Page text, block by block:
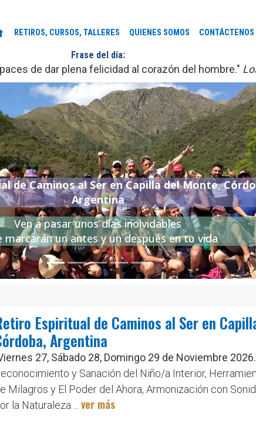
RETIROS, CURSOS, TALLERES QUIENES SOMOS CONTÁCTENOS
Frase del día:
de dar plena felicidad al corazón del hombre."
de Caminos al Ser en Capilla del Monte,
Argentina
Ven a pasar unos días inolvidables
marcarán un antes y un después en tu vida
Espiritual de Caminos al Ser en
Argentina
27, Sábado 28, Domingo 29 de Noviembre 2026.
y Sanación del Niño/a Interior,
Milagros y El Poder del Ahora, Armonización con
la Naturaleza ... ver más